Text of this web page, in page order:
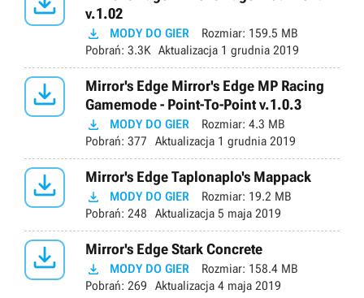
v.1.02
 MODY DO GIER Rozmiar: 159.5 MB
Pobrań: 3.3K Aktualizacja 1 grudnia 2019

Mirror's Edge Mirror's Edge MP Racing
Gamemode - Point-To-Point v.1.0.3
 MODY DO GIER Rozmiar: 4.3 MB
Pobrań: 377 Aktualizacja 1 grudnia 2019
 Mirror's Edge Taplonaplo's Mappack
 MODY DO GIER Rozmiar: 19.2 MB
Pobrań: 248 Aktualizacja 5 maja 2019
 Mirror's Edge Stark Concrete
 MODY DO GIER Rozmiar: 158.4 MB
Pobrań: 269 Aktualizacja 4 maja 2019